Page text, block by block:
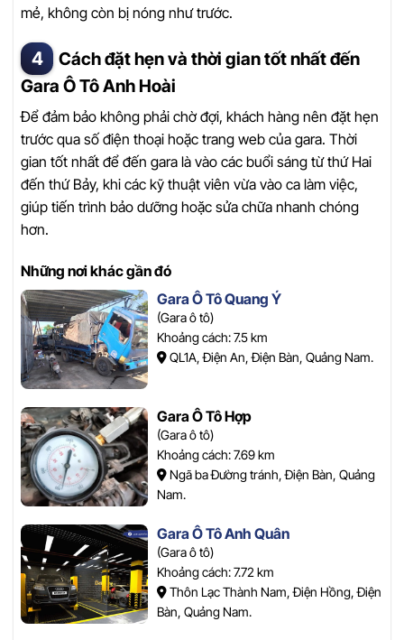
mẻ, không còn bị nóng như trước.
Cách đặt hẹn và thời gian tốt nhất đến
Gara Ô Tô Anh Hoài
Để đảm bảo không phải chờ đợi, khách hàng nên đặt hẹn
trước qua số điện thoại hoặc trang web của gara. Thời
gian tốt nhất để đến gara là vào các buổi sáng từ thứ Hai
đến thứ Bảy, khi các kỹ thuật viên vừa vào ca làm việc,
giúp tiến trình bảo dưỡng hoặc sửa chữa nhanh chóng
hơn.
Những nơi khác gần đó
Gara Ô Tô Quang Ý
(Gara ô tô)
Khoảng cách: 7.5 km
QL1A, Điện An, Điện Bàn, Quảng Nam.
Gara Ô Tô Hợp
(Gara ô tô)
Khoảng cách: 7.69 km
Ngã ba Đường tránh, Điện Bàn, Quảng
Nam.
Gara Ô Tô Anh Quân
(Gara ô tô)
Khoảng cách: 7.72 km
Thôn Lạc Thành Nam, Điện Hồng, Điện
Bàn, Quảng Nam.